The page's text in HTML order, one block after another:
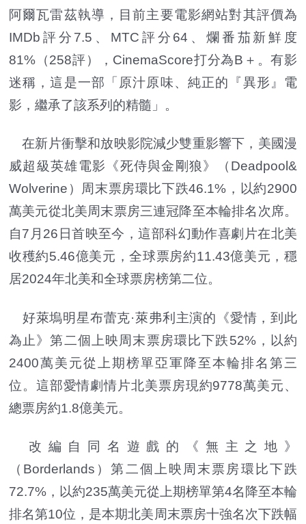
阿爾瓦雷茲執導，目前主要電影網站對其評價為
IMDb評分7.5、MTC評分64、爛番茄新鮮度
81%（258評），CinemaScore打分為B＋。有影
迷稱，這是一部「原汁原味、純正的『異形』電
影，繼承了該系列的精髓」。
在新片衝擊和放映影院減少雙重影響下，美國漫
威超級英雄電影《死侍與金剛狼》（Deadpool&
Wolverine）周末票房環比下跌46.1%，以約2900
萬美元從北美周末票房三連冠降至本輪排名次席。
自7月26日首映至今，這部科幻動作喜劇片在北美
收穫約5.46億美元，全球票房約11.43億美元，穩
居2024年北美和全球票房榜第二位。
好萊塢明星布蕾克·萊弗利主演的《愛情，到此
為止》第二個上映周末票房環比下跌52%，以約
2400萬美元從上期榜單亞軍降至本輪排名第三
位。這部愛情劇情片北美票房現約9778萬美元、
總票房約1.8億美元。
改編自同名遊戲的《無主之地》
（Borderlands）第二個上映周末票房環比下跌
72.7%，以約235萬美元從上期榜單第4名降至本輪
排名第10位，是本期北美周末票房十強名次下跌幅